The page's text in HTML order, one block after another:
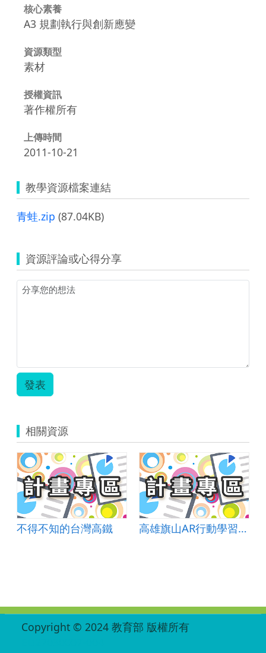
核心素養
A3 規劃執行與創新應變
資源類型
素材
授權資訊
著作權所有
上傳時間
2011-10-21
教學資源檔案連結
青蛙.zip (87.04KB)
資源評論或心得分享
發表
相關資源
不得不知的台灣高鐵 高雄旗山AR行動學習暨跨校移動挑戰
Copyright © 2024 教育部 版權所有